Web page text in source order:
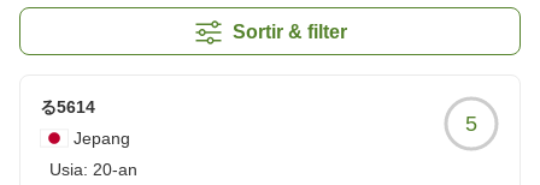
Sortir & filter
る5614
Jepang
Usia: 20-an
5